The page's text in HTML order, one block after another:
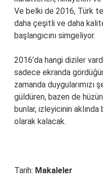
Ve belki de 2016, Türk
daha çeşitli ve daha
başlangıcını simgeliyor.
2016’da hangi diziler
sadece ekranda
zamanda duygularımızı
güldüren, bazen de
bunlar, izleyicinin
olarak kalacak.
Tarih: Makaleler